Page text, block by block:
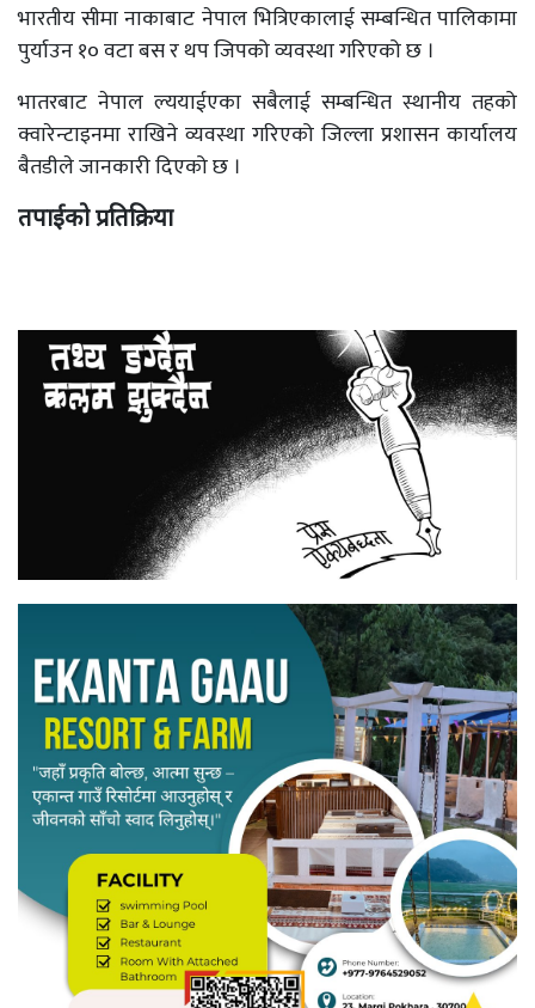
भारतीय सीमा नाकाबाट नेपाल भित्रिएकालाई सम्बन्धित पालिकामा
पुर्याउन १० वटा बस र थप जिपको व्यवस्था गरिएको छ ।
भातरबाट नेपाल ल्ययाईएका सबैलाई सम्बन्धित स्थानीय तहको
क्वारेन्टाइनमा राखिने व्यवस्था गरिएको जिल्ला प्रशासन कार्यालय
बैतडीले जानकारी दिएको छ ।
तपाईको प्रतिक्रिया